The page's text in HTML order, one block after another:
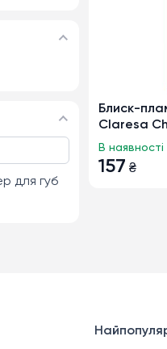
для губ
Блиск-
Claresa
Of Gear,
157 ₴
В наявності